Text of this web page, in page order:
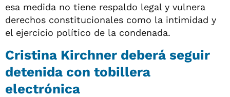
esa medida no tiene respaldo legal y vulnera
derechos constitucionales como la intimidad y
el ejercicio político de la condenada.
Cristina Kirchner deberá seguir
detenida con tobillera
electrónica